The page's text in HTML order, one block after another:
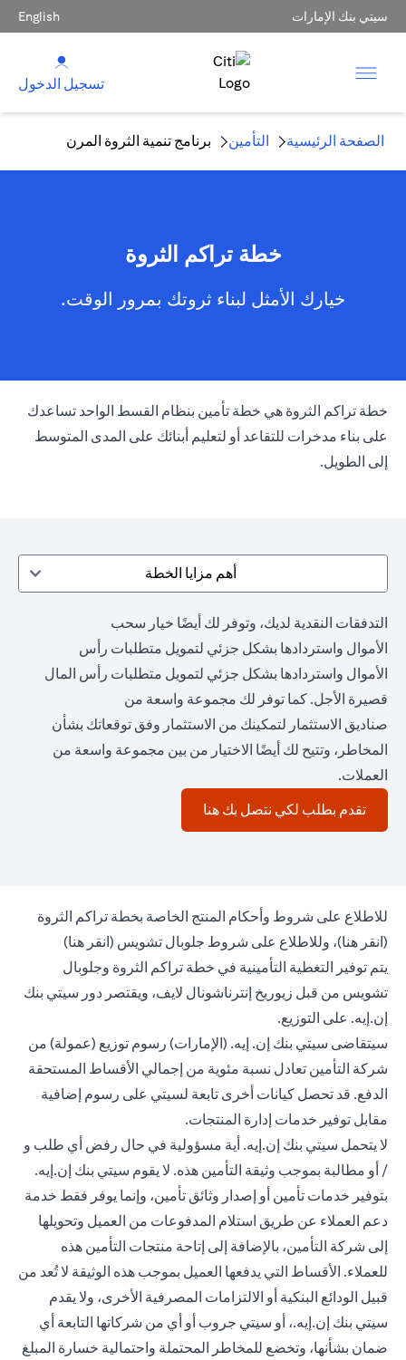
سيتي بنك الإمارات English
تسجيل الدخول
الصفحة الرئيسية التأمين برنامج تنمية الثروة المرن
خطة تراكم الثروة
خيارك الأمثل لبناء ثروتك بمرور الوقت.
خطة تراكم الثروة هي خطة تأمين بنظام القسط الواحد تساعدك
على بناء مدخرات للتقاعد أو لتعليم أبنائك على المدى المتوسط
إلى الطويل.
أهم مزايا الخطة
التدفقات النقدية لديك، وتوفر لك أيضًا خيار سحب
الأموال واستردادها بشكل جزئي لتمويل متطلبات رأس
الأموال واستردادها بشكل جزئي لتمويل متطلبات رأس المال
قصيرة الأجل. كما توفر لك مجموعة واسعة من
صناديق الاستثمار لتمكينك من الاستثمار وفق توقعاتك بشأن
المخاطر، وتتيح لك أيضًا الاختيار من بين مجموعة واسعة من
العملات.
تقدم بطلب لكي نتصل بك هنا
للاطلاع على شروط وأحكام المنتج الخاصة بخطة تراكم الثروة
(انقر هنا(opens in a new tab))، وللاطلاع على شروط جلوبال تشويس (انقر هنا(opens in a new tab)
)
يتم توفير التغطية التأمينية في خطة تراكم الثروة وجلوبال
تشويس من قبل زيوريخ إنترناشونال لايف، ويقتصر دور سيتي بنك
إن.إيه. على التوزيع.
سيتقاضى سيتي بنك إن. إيه. (الإمارات) رسوم توزيع (عمولة) من
شركة التأمين تعادل نسبة مئوية من إجمالي الأقساط المستحقة
الدفع. قد تحصل كيانات أخرى تابعة لسيتي على رسوم إضافية
مقابل توفير خدمات إدارة المنتجات.
لا يتحمل سيتي بنك إن.إيه. أية مسؤولية في حال رفض أي طلب و
/ أو مطالبة بموجب وثيقة التأمين هذه. لا يقوم سيتي بنك إن.إيه.
بتوفير خدمات تأمين أو إصدار وثائق تأمين، وإنما يوفر فقط خدمة
دعم العملاء عن طريق استلام المدفوعات من العميل وتحويلها
إلى شركة التأمين، بالإضافة إلى إتاحة منتجات التأمين هذه
للعملاء. الأقساط التي يدفعها العميل بموجب هذه الوثيقة لا تُعد من
قبيل الودائع البنكية أو الالتزامات المصرفية الأخرى، ولا يقدم
سيتي بنك إن.إيه.، أو سيتي جروب أو أي من شركاتها التابعة أي
ضمان بشأنها، وتخضع للمخاطر المحتملة واحتمالية خسارة المبلغ